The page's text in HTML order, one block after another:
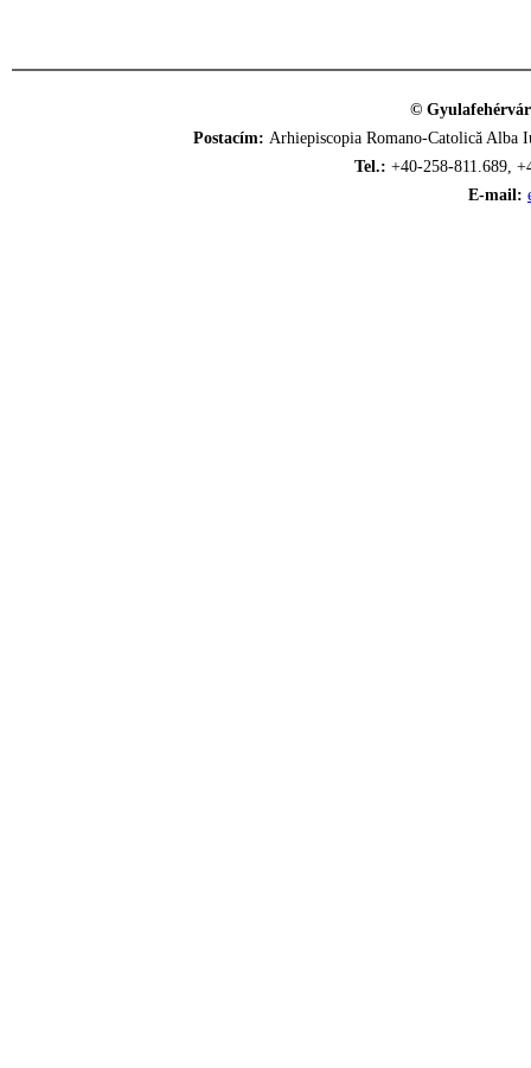
©
Postacím: Arhiepiscopia Romano-Catolică
Tel.: +40-258-811.689,
E-mail: